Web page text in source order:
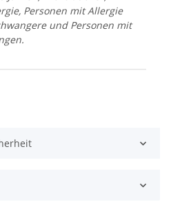
Personen mit Allergie
und Personen mit